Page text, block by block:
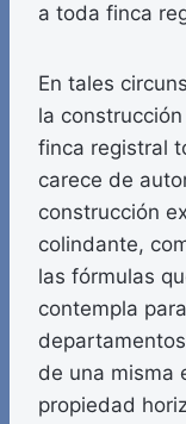
a toda finca
En tales
la
finca registral
carece de
construcción
colindante,
las fórmulas
contempla
de una misma
propiedad